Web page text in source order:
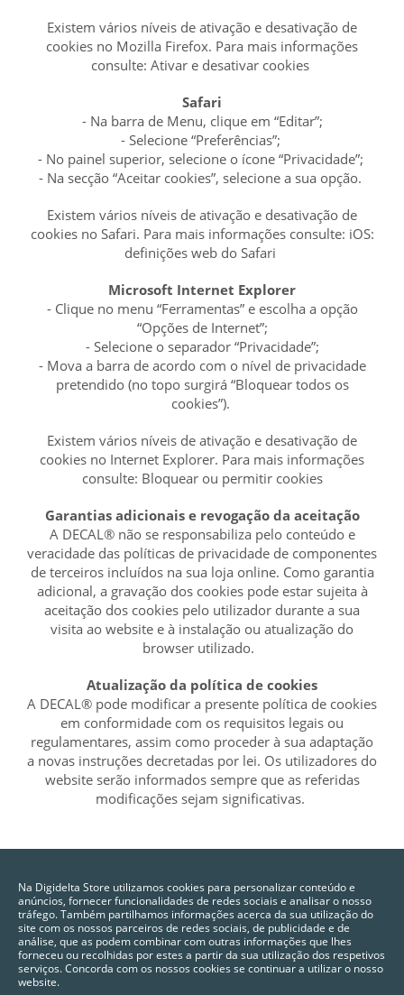
Existem vários níveis de ativação e desativação de
cookies no Mozilla Firefox. Para mais informações
consulte: Ativar e desativar cookies
Safari
- Na barra de Menu, clique em “Editar”;
- Selecione “Preferências”;
- No painel superior, selecione o ícone “Privacidade”;
- Na secção “Aceitar cookies”, selecione a sua opção.
Existem vários níveis de ativação e desativação de
cookies no Safari. Para mais informações consulte: iOS:
definições web do Safari
Microsoft Internet Explorer
- Clique no menu “Ferramentas” e escolha a opção
“Opções de Internet”;
- Selecione o separador “Privacidade”;
- Mova a barra de acordo com o nível de privacidade
pretendido (no topo surgirá “Bloquear todos os
cookies”).
Existem vários níveis de ativação e desativação de
cookies no Internet Explorer. Para mais informações
consulte: Bloquear ou permitir cookies
Garantias adicionais e revogação da aceitação
A DECAL® não se responsabiliza pelo conteúdo e
veracidade das políticas de privacidade de componentes
de terceiros incluídos na sua loja online. Como garantia
adicional, a gravação dos cookies pode estar sujeita à
aceitação dos cookies pelo utilizador durante a sua
visita ao website e à instalação ou atualização do
browser utilizado.
Atualização da política de cookies
A DECAL® pode modificar a presente política de cookies
em conformidade com os requisitos legais ou
regulamentares, assim como proceder à sua adaptação
a novas instruções decretadas por lei. Os utilizadores do
website serão informados sempre que as referidas
modificações sejam significativas.
Na Digidelta Store utilizamos cookies para personalizar conteúdo e
anúncios, fornecer funcionalidades de redes sociais e analisar o nosso
tráfego. Também partilhamos informações acerca da sua utilização do
site com os nossos parceiros de redes sociais, de publicidade e de
análise, que as podem combinar com outras informações que lhes
forneceu ou recolhidas por estes a partir da sua utilização dos respetivos
serviços. Concorda com os nossos cookies se continuar a utilizar o nosso
website.